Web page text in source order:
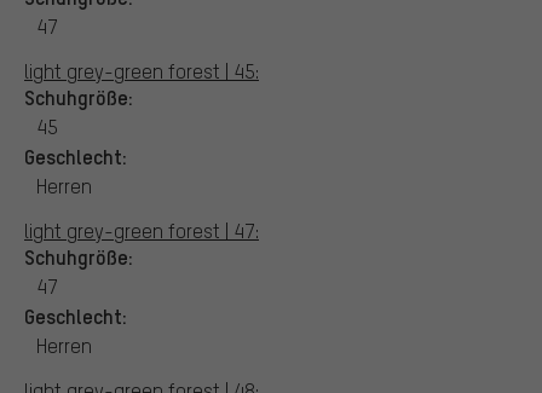
47
light grey-green forest | 45:
Schuhgröße:
45
Geschlecht:
Herren
light grey-green forest | 47:
Schuhgröße:
47
Geschlecht:
Herren